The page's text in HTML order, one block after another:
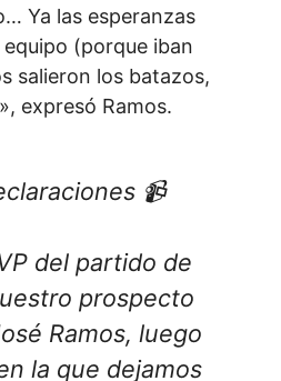
Ya las esperanzas
(porque iban
salieron los batazos,
expresó Ramos.
📹
del partido de
prospecto
Ramos, luego
la que dejamos